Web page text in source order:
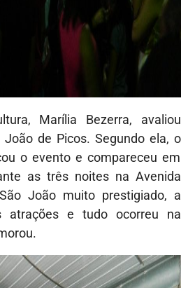
Marília Bezerra, avaliou
de Picos. Segundo ela, o
o evento e compareceu em
as três noites na Avenida
João muito prestigiado, a
atrações e tudo ocorreu na